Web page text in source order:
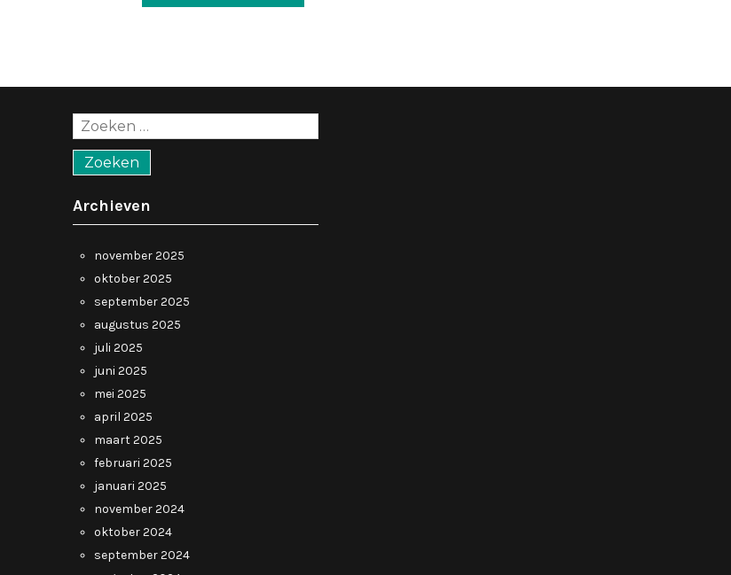
Zoeken
naar:
Archieven
november 2025
oktober 2025
september 2025
augustus 2025
juli 2025
juni 2025
mei 2025
april 2025
maart 2025
februari 2025
januari 2025
november 2024
oktober 2024
september 2024